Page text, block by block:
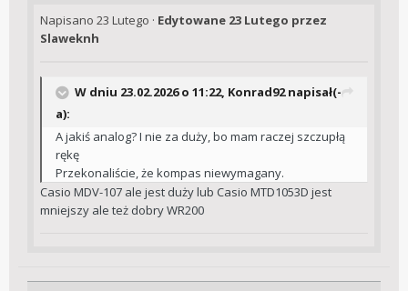
Napisano 23 Lutego · Edytowane 23 Lutego przez
Slaweknh
W dniu 23.02.2026 o 11:22, Konrad92napisał(-
a):
A jakiś analog? I nie za duży, bo mam raczej szczupłą
rękę
Przekonaliście, że kompas niewymagany.
Casio MDV-107 ale jest duży lub Casio MTD1053D jest
mniejszy ale też dobry WR200